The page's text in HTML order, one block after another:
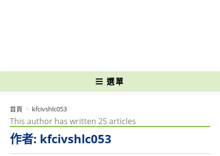
選單
作者: kfcivshlc053
This author has written 25 articles
首頁 > kfcivshlc053